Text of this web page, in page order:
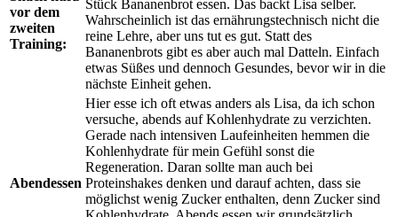
vor dem
zweiten
Training:
Stück Bananenbrot essen. Das backt Lisa selber.
Wahrscheinlich ist das ernährungstechnisch nicht die
reine Lehre, aber uns tut es gut. Statt des
Bananenbrots gibt es aber auch mal Datteln. Einfach
etwas Süßes und dennoch Gesundes, bevor wir in die
nächste Einheit gehen.
Abendessen
Hier esse ich oft etwas anders als Lisa, da ich schon
versuche, abends auf Kohlenhydrate zu verzichten.
Gerade nach intensiven Laufeinheiten hemmen die
Kohlenhydrate für mein Gefühl sonst die
Regeneration. Daran sollte man auch bei
Proteinshakes denken und darauf achten, dass sie
möglichst wenig Zucker enthalten, denn Zucker sind